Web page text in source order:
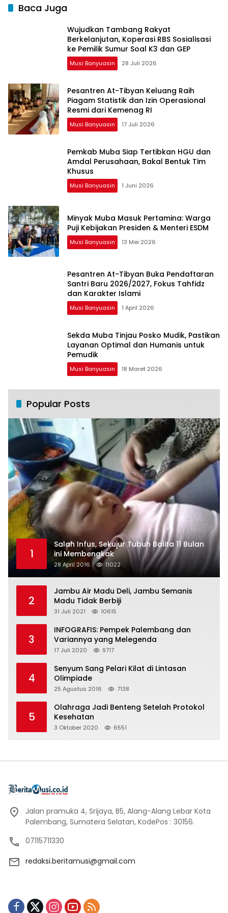
Baca Juga
Wujudkan Tambang Rakyat
Berkelanjutan, Koperasi RBS Sosialisasi
ke Pemilik Sumur Soal K3 dan GEP
Musi Banyuasin 28 Juli 2026
Pesantren At-Tibyan Keluang Raih
Piagam Statistik dan Izin Operasional
Resmi dari Kemenag RI
Musi Banyuasin 17 Juli 2026
Pemkab Muba Siap Tertibkan HGU dan
Amdal Perusahaan, Bakal Bentuk Tim
Khusus
Musi Banyuasin 1 Juni 2026
Minyak Muba Masuk Pertamina: Warga
Puji Kebijakan Presiden & Menteri ESDM
Musi Banyuasin 13 Mei 2026
Pesantren At-Tibyan Buka Pendaftaran
Santri Baru 2026/2027, Fokus Tahfidz
dan Karakter Islami
Musi Banyuasin 1 April 2026
Sekda Muba Tinjau Posko Mudik, Pastikan
Layanan Optimal dan Humanis untuk
Pemudik
Musi Banyuasin 18 Maret 2026
Popular Posts
1
Salah Infus, Sekujur Tubuh Balita 11 Bulan
ini Membengkak
28 April 2016 11022
2
Jambu Air Madu Deli, Jambu Semanis
Madu Tidak Berbiji
31 Juli 2021 10615
3
INFOGRAFIS: Pempek Palembang dan
Variannya yang Melegenda
17 Juli 2020 9717
4
Senyum Sang Pelari Kilat di Lintasan
Olimpiade
25 Agustus 2016 7138
5
Olahraga Jadi Benteng Setelah Protokol
Kesehatan
3 Oktober 2020 6551
Jalan pramuka 4, Srijaya, B5, Alang-Alang Lebar Kota
Palembang, Sumatera Selatan, KodePos : 30156.
07115711330
redaksi.beritamusi@gmail.com